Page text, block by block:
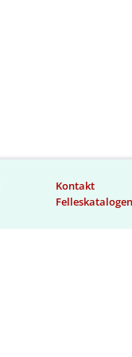
Kontakt
Felleskatalogen